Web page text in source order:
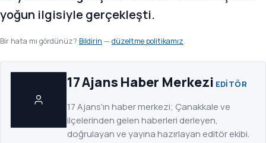
yoğun ilgisiyle gerçekleşti.
Bir hata mı gördünüz? Bildirin — düzeltme politikamız.
17 Ajans Haber Merkezi EDITÖR
17 Ajans'ın haber merkezi; Çanakkale ve
ilçelerinden gelen haberleri derleyen,
doğrulayan ve yayına hazırlayan editör ekibi.